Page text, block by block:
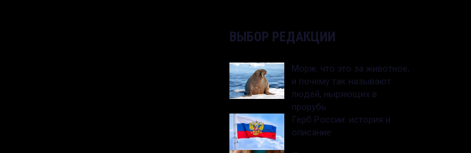
ВЫБОР РЕДАКЦИИ
Морж: что это за животное,
и почему так называют
людей, ныряющих в
прорубь
Герб России: история и
описание